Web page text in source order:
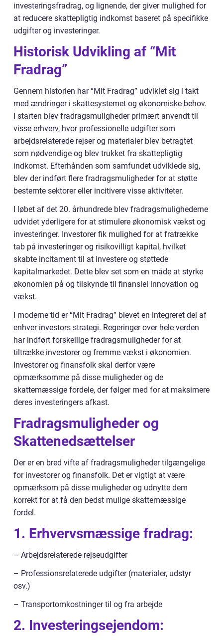
investeringsfradrag, og lignende, der giver mulighed for
at reducere skattepligtig indkomst baseret på specifikke
udgifter og investeringer.
Historisk Udvikling af “Mit
Fradrag”
Gennem historien har “Mit Fradrag” udviklet sig i takt
med ændringer i skattesystemet og økonomiske behov.
I starten blev fradragsmuligheder primært anvendt til
visse erhverv, hvor professionelle udgifter som
arbejdsrelaterede rejser og materialer blev betragtet
som nødvendige og blev trukket fra skattepligtig
indkomst. Efterhånden som samfundet udviklede sig,
blev der indført flere fradragsmuligheder for at støtte
bestemte sektorer eller incitivere visse aktiviteter.
I løbet af det 20. århundrede blev fradragsmulighederne
udvidet yderligere for at stimulere økonomisk vækst og
investeringer. Investorer fik mulighed for at fratrække
tab på investeringer og risikovilligt kapital, hvilket
skabte incitament til at investere og støttede
kapitalmarkedet. Dette blev set som en måde at styrke
økonomien på og tilskynde til finansiel innovation og
vækst.
I moderne tid er “Mit Fradrag” blevet en integreret del af
enhver investors strategi. Regeringer over hele verden
har indført forskellige fradragsmuligheder for at
tiltrække investorer og fremme vækst i økonomien.
Investorer og finansfolk skal derfor være
opmærksomme på disse muligheder og de
skattemæssige fordele, der følger med for at maksimere
deres investeringers afkast.
Fradragsmuligheder og
Skattenedsættelser
Der er en bred vifte af fradragsmuligheder tilgængelige
for investorer og finansfolk. Det er vigtigt at være
opmærksom på disse muligheder og udnytte dem
korrekt for at få den bedst mulige skattemæssige
fordel.
1. Erhvervsmæssige fradrag:
– Arbejdsrelaterede rejseudgifter
– Professionsrelaterede udgifter (materialer, udstyr
osv.)
– Transportomkostninger til og fra arbejde
2. Investeringsejendom: